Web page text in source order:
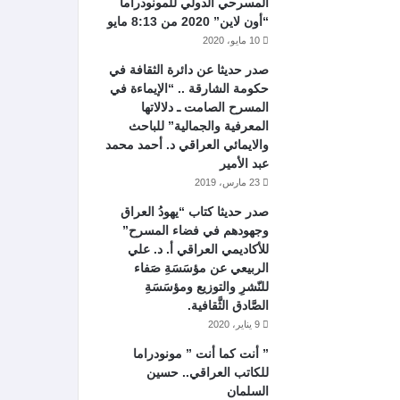
“أون لاين” 2020 من 8:13 مايو
10 مايو، 2020
صدر حديثا عن دائرة الثقافة في
حكومة الشارقة .. “الإيماءة في
المسرح الصامت ـ دلالاتها
المعرفية والجمالية” للباحث
والايمائي العراقي د. أحمد محمد
عبد الأمير
23 مارس، 2019
صدر حديثا كتاب “يهودُ العراق
وجهودهم في فضاء المسرح”
للأكاديمي العراقي أ. د. علي
الربيعي عن مؤسَسَةِ صَفاء
للنّشرِ والتوزيع ومؤسَسَةِ
الصَّادق الثَّقافية.
9 يناير، 2020
” أنت كما أنت ” مونودراما
للكاتب العراقي.. حسين
السلمان